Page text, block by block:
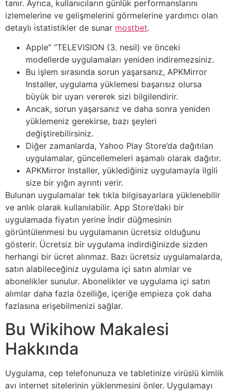
tanır. Ayrıca, kullanıcıların günlük performanslarını
izlemelerine ve gelişmelerini görmelerine yardımcı olan
detaylı istatistikler de sunar mostbet.
Apple” “TELEVISION (3. nesil) ve önceki
modellerde uygulamaları yeniden indiremezsiniz.
Bu işlem sırasında sorun yaşarsanız, APKMirror
Installer, uygulama yüklemesi başarısız olursa
büyük bir uyarı vererek sizi bilgilendirir.
Ancak, sorun yaşarsanız ve daha sonra yeniden
yüklemeniz gerekirse, bazı şeyleri
değiştirebilirsiniz.
Diğer zamanlarda, Yahoo Play Store’da dağıtılan
uygulamalar, güncellemeleri aşamalı olarak dağıtır.
APKMirror Installer, yüklediğiniz uygulamayla ilgili
size bir yığın ayrıntı verir.
Bulunan uygulamalar tek tıkla bilgisayarlara yüklenebilir
ve anlık olarak kullanılabilir. App Store’daki bir
uygulamada fiyatın yerine İndir düğmesinin
görüntülenmesi bu uygulamanın ücretsiz olduğunu
gösterir. Ücretsiz bir uygulama indirdiğinizde sizden
herhangi bir ücret alınmaz. Bazı ücretsiz uygulamalarda,
satın alabileceğiniz uygulama içi satın alımlar ve
abonelikler sunulur. Abonelikler ve uygulama içi satın
alımlar daha fazla özelliğe, içeriğe empieza çok daha
fazlasına erişebilmenizi sağlar.
Bu Wikihow Makalesi
Hakkında
Uygulama, cep telefonunuza ve tabletinize virüslü kimlik
avı internet sitelerinin yüklenmesini önler. Uygulamayı